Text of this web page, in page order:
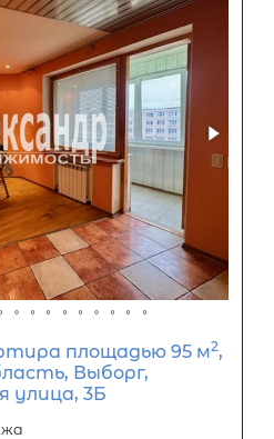
площадью
р-н,
ул, д 5